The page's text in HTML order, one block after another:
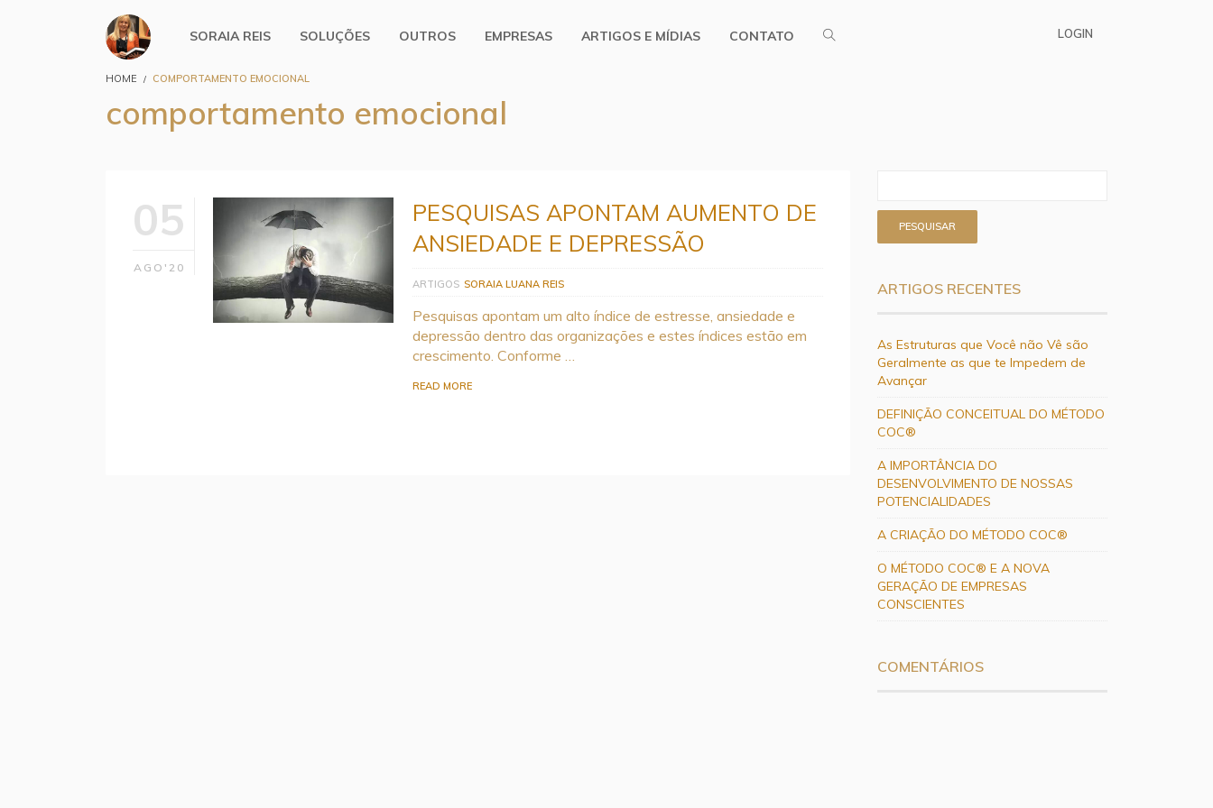
SORAIA REIS SOLUÇÕES OUTROS EMPRESAS ARTIGOS E MÍDIAS CONTATO LOGIN
HOME COMPORTAMENTO EMOCIONAL
comportamento emocional
05
AGO'20
PESQUISAS APONTAM AUMENTO DE
ANSIEDADE E DEPRESSÃO
ARTIGOS SORAIA LUANA REIS
Pesquisas apontam um alto índice de estresse, ansiedade e
depressão dentro das organizações e estes índices estão em
crescimento. Conforme …
READ MORE
ARTIGOS RECENTES
As Estruturas que Você não Vê são
Geralmente as que te Impedem de
Avançar
DEFINIÇÃO CONCEITUAL DO MÉTODO
COC®
A IMPORTÂNCIA DO
DESENVOLVIMENTO DE NOSSAS
POTENCIALIDADES
A CRIAÇÃO DO MÉTODO COC®
O MÉTODO COC® E A NOVA
GERAÇÃO DE EMPRESAS
CONSCIENTES
COMENTÁRIOS